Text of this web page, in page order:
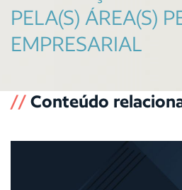
PELA(S) ÁREA(S)
EMPRESARIAL
// Conteúdo